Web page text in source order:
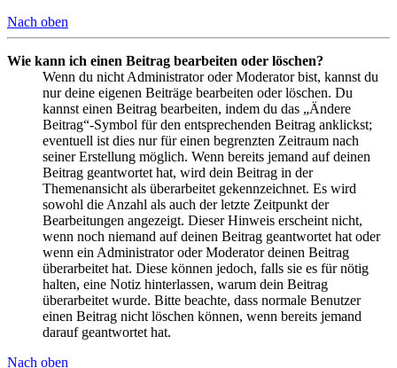
Nach oben
Wie kann ich einen Beitrag bearbeiten oder löschen?
Wenn du nicht Administrator oder Moderator bist, kannst du
nur deine eigenen Beiträge bearbeiten oder löschen. Du
kannst einen Beitrag bearbeiten, indem du das „Ändere
Beitrag“-Symbol für den entsprechenden Beitrag anklickst;
eventuell ist dies nur für einen begrenzten Zeitraum nach
seiner Erstellung möglich. Wenn bereits jemand auf deinen
Beitrag geantwortet hat, wird dein Beitrag in der
Themenansicht als überarbeitet gekennzeichnet. Es wird
sowohl die Anzahl als auch der letzte Zeitpunkt der
Bearbeitungen angezeigt. Dieser Hinweis erscheint nicht,
wenn noch niemand auf deinen Beitrag geantwortet hat oder
wenn ein Administrator oder Moderator deinen Beitrag
überarbeitet hat. Diese können jedoch, falls sie es für nötig
halten, eine Notiz hinterlassen, warum dein Beitrag
überarbeitet wurde. Bitte beachte, dass normale Benutzer
einen Beitrag nicht löschen können, wenn bereits jemand
darauf geantwortet hat.
Nach oben